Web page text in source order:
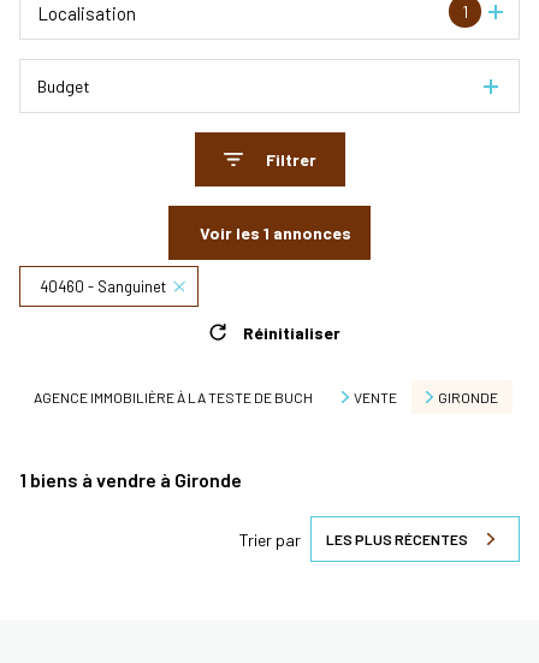
1
Localisation
Budget
Filtrer
Voir les 1 annonces
40460 - Sanguinet
Réinitialiser
AGENCE IMMOBILIÈRE À LA TESTE DE BUCH VENTE GIRONDE
1 biens à vendre à Gironde
Trier par LES PLUS RÉCENTES